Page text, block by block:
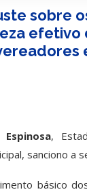
sobre
efetivo
,
sanciono a
básico